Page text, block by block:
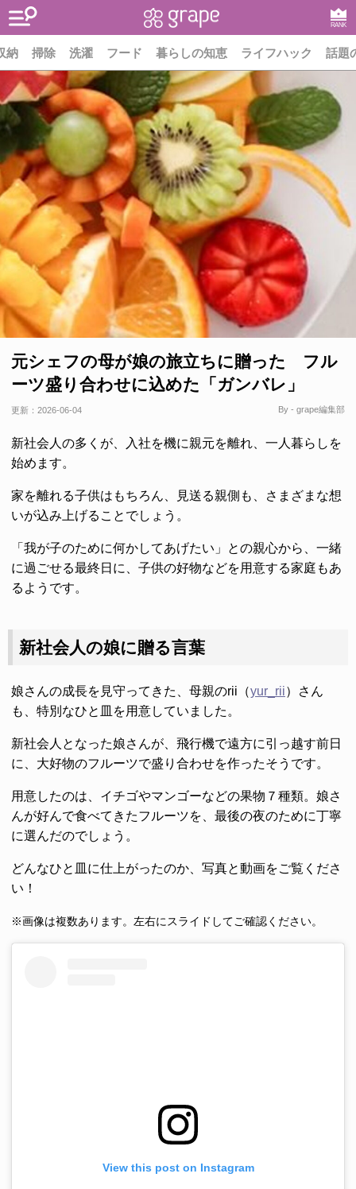
RANK
納 掃除 洗濯 フード 暮らしの知恵 ライフハック 話題
元シェフの母が娘の旅立ちに贈った フル
ーツ盛り合わせに込めた「ガンバレ」
更新： 2026-06-04 By - grape編集部
新社会人の多くが、入社を機に親元を離れ、一人暮らしを
始めます。
家を離れる子供はもちろん、見送る親側も、さまざまな想
いが込み上げることでしょう。
「我が子のために何かしてあげたい」との親心から、一緒
に過ごせる最終日に、子供の好物などを用意する家庭もあ
るようです。
新社会人の娘に贈る言葉
娘さんの成長を見守ってきた、母親のrii（yur_rii）さん
も、特別なひと皿を用意していました。
新社会人となった娘さんが、飛行機で遠方に引っ越す前日
に、大好物のフルーツで盛り合わせを作ったそうです。
用意したのは、イチゴやマンゴーなどの果物７種類。娘さ
んが好んで食べてきたフルーツを、最後の夜のために丁寧
に選んだのでしょう。
どんなひと皿に仕上がったのか、写真と動画をご覧くださ
い！
※画像は複数あります。左右にスライドしてご確認ください。
View this post on Instagram